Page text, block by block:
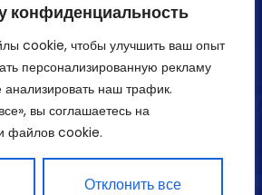
конфиденциальность
cookie, чтобы улучшить ваш опыт
персонализированную рекламу
анализировать наш трафик.
вы соглашаетесь на
файлов cookie.
Отклонить все
парк экономического
3, и 4, офис 1801
Liyond. Все права защищены.